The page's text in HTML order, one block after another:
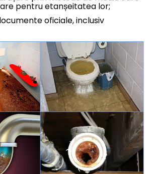
pentru etanșeitatea lor;
oficiale, inclusiv